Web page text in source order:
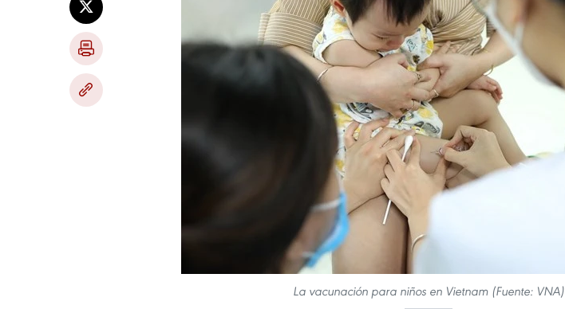
La vacunación para niños en Vietnam (Fuente: VNA)